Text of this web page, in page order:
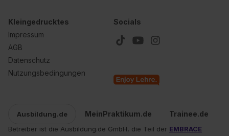
Kleingedrucktes
Impressum
AGB
Datenschutz
Nutzungsbedingungen
Socials
Ausbildung.de MeinPraktikum.de Trainee.de
Betreiber ist die Ausbildung.de GmbH, die Teil der EMBRACE